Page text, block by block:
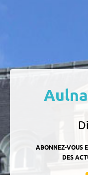
ABONNEZ-VOUS
DES